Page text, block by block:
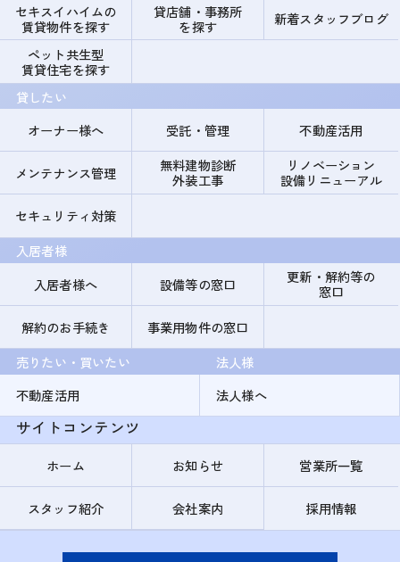
セキスイハイムの
賃貸物件を探す
貸店舗・事務所
を探す
新着スタッフブログ
ペット共生型
賃貸住宅を探す
貸したい
オーナー様へ
受託・管理 不動産活用
メンテナンス管理
無料建物診断
外装工事
リノベーション
設備リニューアル
セキュリティ対策
入居者様
入居者様へ
設備等の窓口
更新・解約等の
窓口
解約のお手続き
事業用物件の窓口
売りたい・買いたい
不動産活用
法人様
法人様へ
サイトコンテンツ
ホーム お知らせ 営業所一覧
スタッフ紹介 会社案内 採用情報